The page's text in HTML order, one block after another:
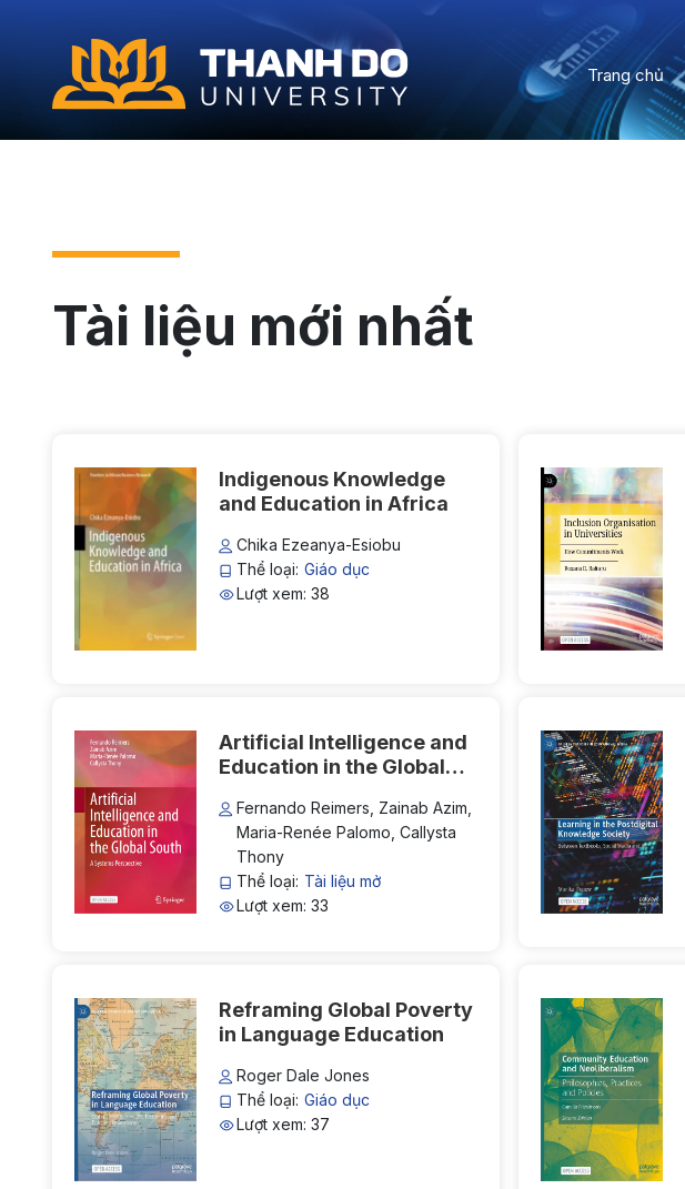
Trang chủ
Tài liệu mới nhất
Indigenous Knowledge
and Education in Africa
Chika Ezeanya-Esiobu
Thể loại: Giáo dục
Lượt xem: 38
Artificial Intelligence and
Education in the Global
Fernando Reimers, Zainab Azim,
Maria-Renée Palomo, Callysta
Thony
Thể loại: Tài liệu mở
Lượt xem: 33
Reframing Global Poverty
in Language Education
Roger Dale Jones
Thể loại: Giáo dục
Lượt xem: 37